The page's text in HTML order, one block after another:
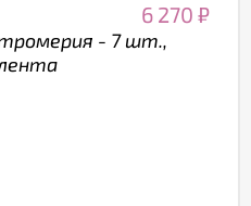
6 270 ₽
- 7 шт.,